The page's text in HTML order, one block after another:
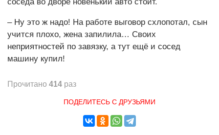
– Ну это ж надо! На работе выговор схлопотал, сын
учится плохо, жена запилила… Своих
неприятностей по завязку, а тут ещё и сосед
машину купил!
Прочитано 414 раз
ПОДЕЛИТЕСЬ С ДРУЗЬЯМИ